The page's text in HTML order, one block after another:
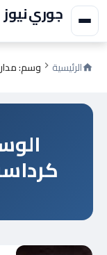
جوري نيوز
الرئيسية وسم: